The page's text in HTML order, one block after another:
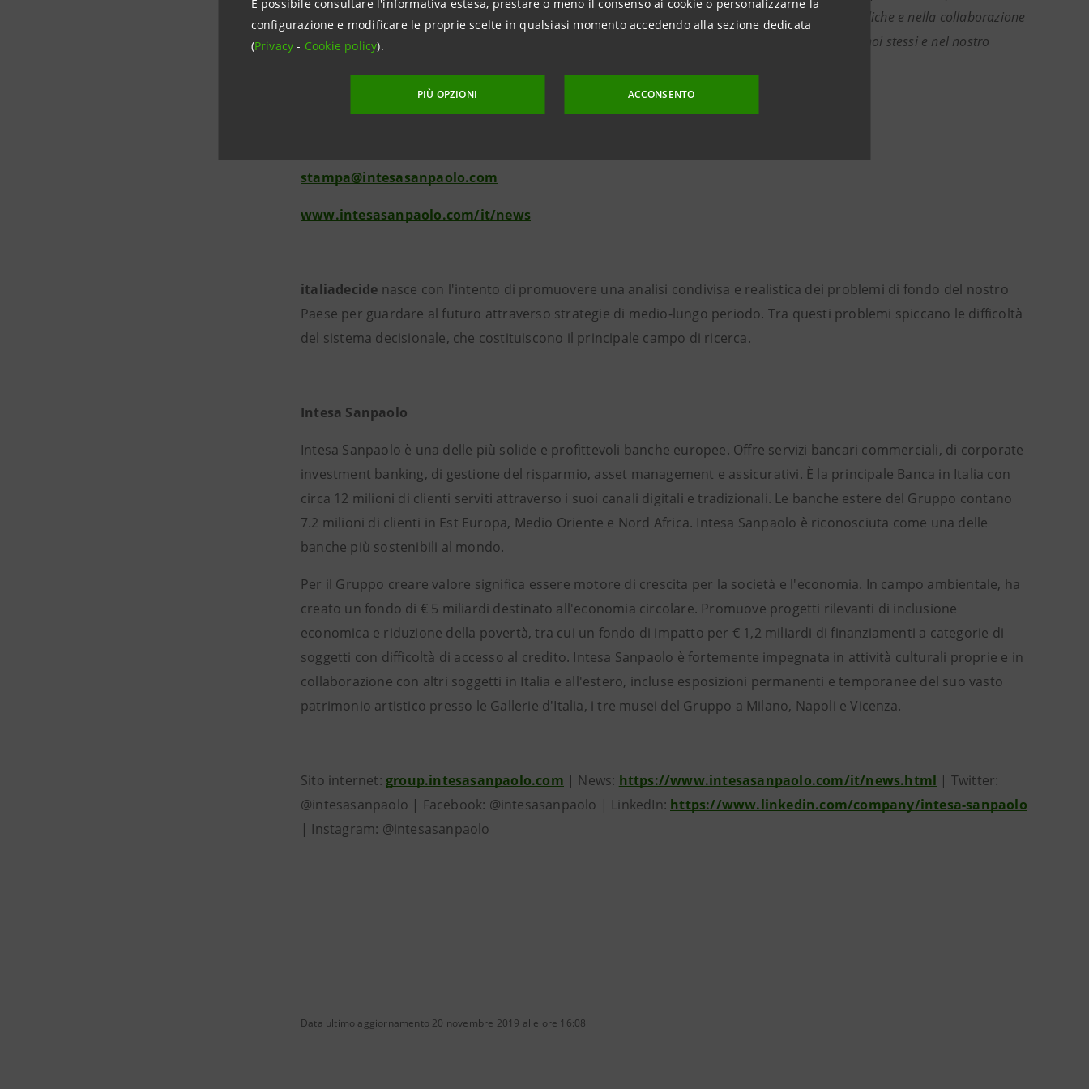
È possibile consultare l'informativa estesa, prestare o meno il consenso ai cookie o personalizzarne la
configurazione e modificare le proprie scelte in qualsiasi momento accedendo alla sezione dedicata
(Privacy- Cookie policy).
PIÙ OPZIONI ACCONSENTO
principali paesi con cui ci confrontiamo. Se dobbiamo migliorare nella qualità delle politiche pubbliche e nella collaborazione
tra queste e le imprese, i risultati dimostrano che, come Paese, possiamo avere fiducia e stima in noi stessi e nel nostro
Informazioni per la stampa
stampa@intesasanpaolo.com
www.intesasanpaolo.com/it/news
italiadecide nasce con l'intento di promuovere una analisi condivisa e realistica dei problemi di fondo del nostro
Paese per guardare al futuro attraverso strategie di medio-lungo periodo. Tra questi problemi spiccano le difficoltà
del sistema decisionale, che costituiscono il principale campo di ricerca.
Intesa Sanpaolo
Intesa Sanpaolo è una delle più solide e profittevoli banche europee. Offre servizi bancari commerciali, di corporate
investment banking, di gestione del risparmio, asset management e assicurativi. È la principale Banca in Italia con
circa 12 milioni di clienti serviti attraverso i suoi canali digitali e tradizionali. Le banche estere del Gruppo contano
7.2 milioni di clienti in Est Europa, Medio Oriente e Nord Africa. Intesa Sanpaolo è riconosciuta come una delle
banche più sostenibili al mondo.
Per il Gruppo creare valore significa essere motore di crescita per la società e l'economia. In campo ambientale, ha
creato un fondo di € 5 miliardi destinato all'economia circolare. Promuove progetti rilevanti di inclusione
economica e riduzione della povertà, tra cui un fondo di impatto per € 1,2 miliardi di finanziamenti a categorie di
soggetti con difficoltà di accesso al credito. Intesa Sanpaolo è fortemente impegnata in attività culturali proprie e in
collaborazione con altri soggetti in Italia e all'estero, incluse esposizioni permanenti e temporanee del suo vasto
patrimonio artistico presso le Gallerie d'Italia, i tre musei del Gruppo a Milano, Napoli e Vicenza.
Sito internet: group.intesasanpaolo.com | News: https://www.intesasanpaolo.com/it/news.html | Twitter:
@intesasanpaolo | Facebook: @intesasanpaolo | LinkedIn: https://www.linkedin.com/company/intesa-sanpaolo
| Instagram: @intesasanpaolo
Data ultimo aggiornamento 20 novembre 2019 alle ore 16:08